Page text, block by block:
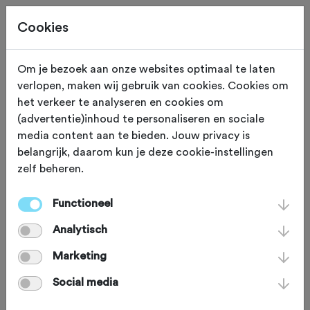
Doorn
Ruiterberg-Zuid
Mooie beklimming over een autoluwe
weg door het bos. Door zijn lengte
loopt de klim lekker, ideaal om op de
grote plaat omhoog te knallen. In de
herfst en winter kan de
Cookies
Om je bezoek aan onze websites optimaal te laten
verlopen, maken wij gebruik van cookies. Cookies om
het verkeer te analyseren en cookies om
(advertentie)inhoud te personaliseren en sociale
media content aan te bieden. Jouw privacy is
belangrijk, daarom kun je deze cookie-instellingen
zelf beheren.
Functioneel
Analytisch
Marketing
Social media